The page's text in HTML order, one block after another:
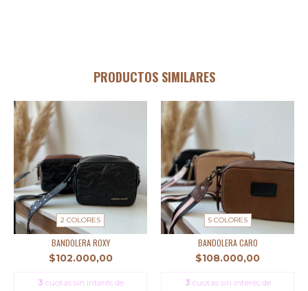
PRODUCTOS SIMILARES
2 COLORES
BANDOLERA ROXY
$102.000,00
3 cuotas sin interés de
5 COLORES
BANDOLERA CARO
$108.000,00
3 cuotas sin interés de